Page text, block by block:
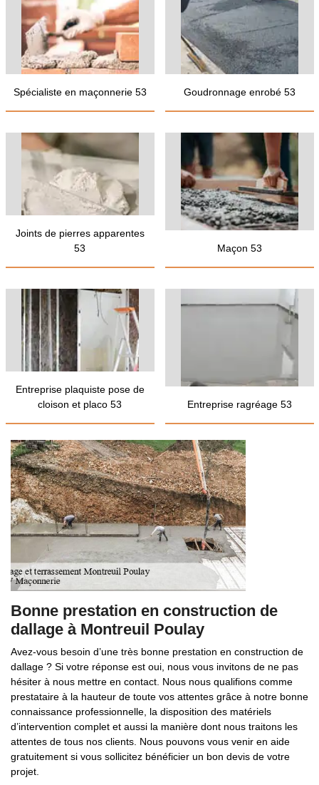
Spécialiste en maçonnerie 53 Goudronnage enrobé 53
Joints de pierres apparentes
53
Maçon 53
Entreprise plaquiste pose de
cloison et placo 53
Entreprise ragréage 53
Bonne prestation en construction de
dallage à Montreuil Poulay
Avez-vous besoin d’une très bonne prestation en construction de
dallage ? Si votre réponse est oui, nous vous invitons de ne pas
hésiter à nous mettre en contact. Nous nous qualifions comme
prestataire à la hauteur de toute vos attentes grâce à notre bonne
connaissance professionnelle, la disposition des matériels
d’intervention complet et aussi la manière dont nous traitons les
attentes de tous nos clients. Nous pouvons vous venir en aide
gratuitement si vous sollicitez bénéficier un bon devis de votre
projet.